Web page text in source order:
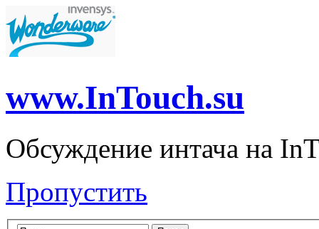
www.InTouch.su
Обсуждение интача на
Пропустить